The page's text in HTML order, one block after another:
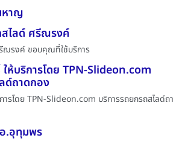
หาญ
ไลด์ ศรีณรงค์
ฌรงค์ ขอบคุณที่ใช้บริการ
ห้บริการโดย TPN-Slideon.com
ด์ถาดกอง
ารโดย TPN-Slideon.com บริการรถยกรถสไลด์ถา
.อุทุมพร